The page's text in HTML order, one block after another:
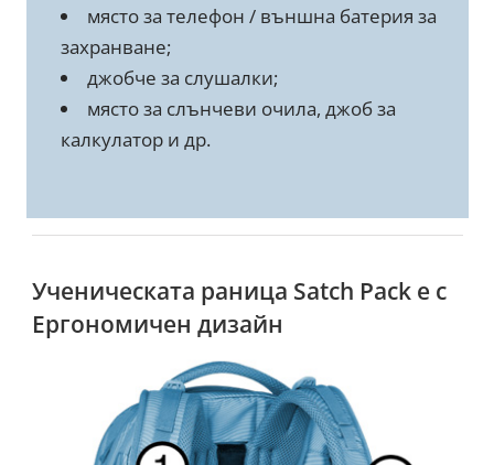
място за телефон / външна батерия за
захранване;
джобче за слушалки;
място за слънчеви очила, джоб за
калкулатор и др.
Ученическата раница Satch Pack е с
Ергономичен дизайн